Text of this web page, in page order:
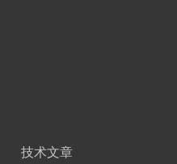
技术文章